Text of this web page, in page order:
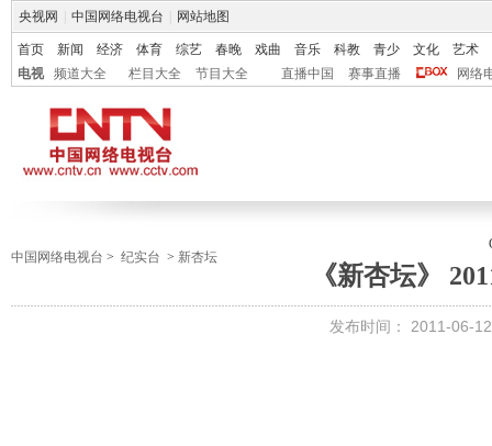
央视网 中国网络电视台 网站地图
首页 新闻 经济 体育 综艺 春晚 戏曲 音乐 科教 青少 文化
艺术
电视
频道大全 栏目大全 节目大全 直播中国 赛事直播 网络
中国网络电视台 > 纪实台 > 新杏坛
《新杏坛》
发布时间： 2011-06-